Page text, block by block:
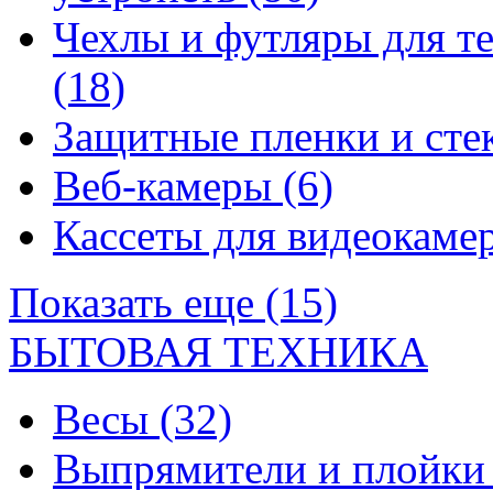
Чехлы и футляры для
(18)
Защитные пленки и
Веб-камеры (6)
Кассеты для
Показать еще (15)
БЫТОВАЯ ТЕХНИКА
Весы (32)
Выпрямители и